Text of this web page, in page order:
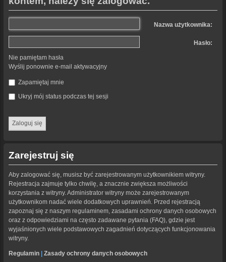
Nazwa użytkownika:
Hasło:
Nie pamiętam hasła
Wyślij ponownie e-mail aktywacyjny
Zapamiętaj mnie
Ukryj mój status podczas tej sesji
Zarejestruj się
Aby zalogować się, musisz być zarejestrowanym użytkownikiem witryny.
Rejestracja zajmuje tylko chwilę, a znacznie zwiększa możliwości
korzystania z witryny. Administrator witryny może zarejestrowanym
użytkownikom nadać wiele dodatkowych uprawnień. Przed rejestracją
zapoznaj się z naszym regulaminem, zasadami ochrony danych osobowych
oraz z odpowiedziami na często zadawane pytania (FAQ), gdzie jest
wyjaśnionych wiele podstawowych zagadnień dotyczących funkcjonowania
witryny.
Regulamin Zasady ochrony danych osobowych